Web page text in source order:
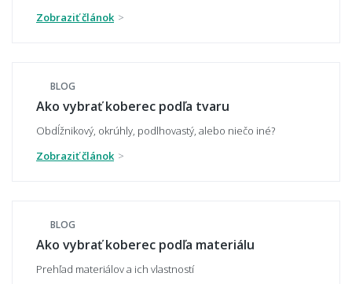
potlačou alebo logom?
📏 Veľkosť a umiestnenie
Ako vybrať správnu veľkosť koberca?
Zobraziť článok
BLOG
Ako vybrať koberec podľa tvaru
Obdĺžnikový, okrúhly, podlhovastý, alebo niečo iné?
Zobraziť článok
BLOG
Ako vybrať koberec podľa materiálu
Prehľad materiálov a ich vlastností